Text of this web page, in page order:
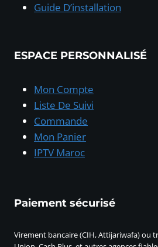
Guide D’installation
ESPACE PERSONNALISÉ
Mon Compte
Liste De Suivi
Commande
Mon Panier
IPTV Maroc
Paiement sécurisé
Virement bancaire (CIH, Attijariwafa) ou